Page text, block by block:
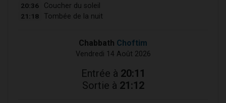
20:36 Coucher du soleil
21:18 Tombée de la nuit
Chabbath Choftim
Vendredi 14 Août 2026
Entrée à 20:11
Sortie à 21:12